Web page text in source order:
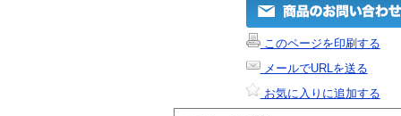
このページを印刷する
メールでURLを送る
お気に入りに追加する